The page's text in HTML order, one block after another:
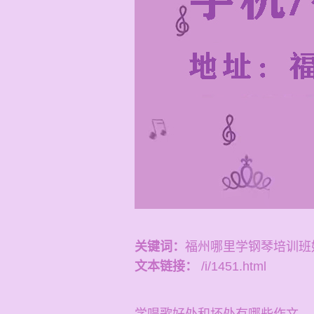
关键词： 福州哪里学钢琴培训班
文本链接：
/i/1451.html